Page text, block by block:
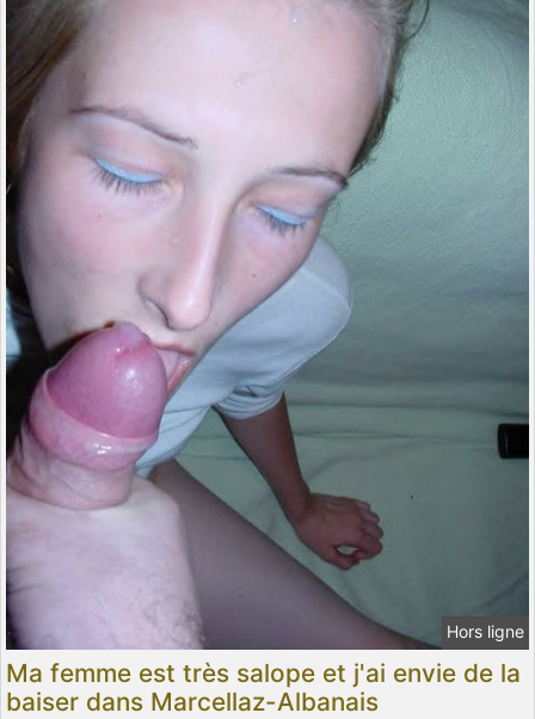
Hors ligne
Ma femme est très salope et j'ai envie de la
baiser dans Marcellaz-Albanais